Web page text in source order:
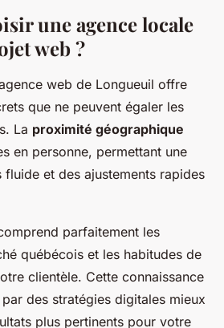
une agence locale
web ?
web de Longueuil offre
que ne peuvent égaler les
La proximité géographique
en personne, permettant une
et des ajustements rapides
parfaitement les
québécois et les habitudes de
clientèle. Cette connaissance
des stratégies digitales mieux
plus pertinents pour votre